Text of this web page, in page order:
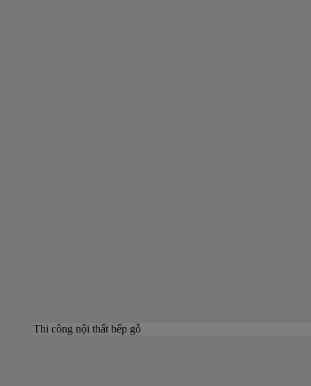
Thi công nội thất bếp gỗ